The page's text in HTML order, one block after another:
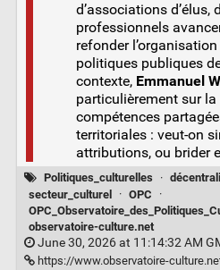
d’associations d’élus,
professionnels
refonder
politiques publiques
contexte, Emmanuel
particulièrement sur la
compétences
territoriales : veut-on
attributions, ou brider
Politiques_culturelles ·
secteur_culturel
· OPC
·
observatoire-culture.net
June 30, 2026 at 11:14:32 AM
https://www.observatoire-culture.net/decentralisation-